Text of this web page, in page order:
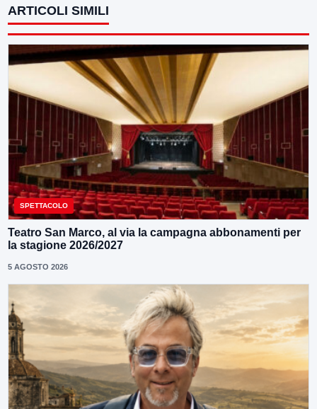
ARTICOLI SIMILI
SPETTACOLO
Teatro San Marco, al via la campagna abbonamenti per
la stagione 2026/2027
5 AGOSTO 2026